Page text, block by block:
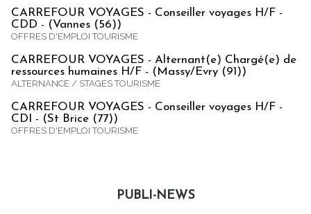
CARREFOUR VOYAGES - Conseiller voyages H/F -
CDD - (Vannes (56))
OFFRES D'EMPLOI TOURISME
CARREFOUR VOYAGES - Alternant(e) Chargé(e) de
ressources humaines H/F - (Massy/Evry (91))
ALTERNANCE / STAGES TOURISME
CARREFOUR VOYAGES - Conseiller voyages H/F -
CDI - (St Brice (77))
OFFRES D'EMPLOI TOURISME
PUBLI-NEWS